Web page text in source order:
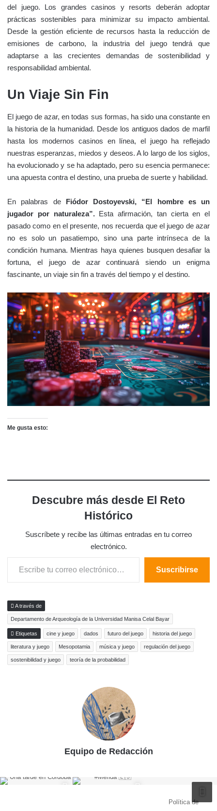
del juego. Los grandes casinos y resorts deberán adoptar
prácticas sostenibles para minimizar su impacto ambiental.
Desde la gestión eficiente de recursos hasta la reducción de
emisiones de carbono, la industria del juego tendrá que
adaptarse a las crecientes demandas de sostenibilidad y
responsabilidad ambiental.
Un Viaje Sin Fin
El juego de azar, en todas sus formas, ha sido una constante en
la historia de la humanidad. Desde los antiguos dados de marfil
hasta los modernos casinos en línea, el juego ha reflejado
nuestras esperanzas, miedos y deseos. A lo largo de los siglos,
ha evolucionado y se ha adaptado, pero su esencia permanece:
una apuesta contra el destino, una prueba de suerte y habilidad.
En palabras de Fiódor Dostoyevski, “El hombre es un
jugador por naturaleza”.Esta afirmación, tan cierta en el
pasado como en el presente, nos recuerda que el juego de azar
no es solo un pasatiempo, sino una parte intrínseca de la
condición humana. Mientras haya quienes busquen desafiar la
fortuna, el juego de azar continuará siendo un enigma
fascinante, un viaje sin fin a través del tiempo y el destino.
Me gusta esto:
Descubre más desde El Reto
Histórico
Suscríbete y recibe las últimas entradas en tu correo
electrónico.
Escribe tu correo electrónico…
Suscribirse
A través de
Departamento de Arqueología de la Universidad Manisa Celal Bayar
Etiquetas cine y juego dados futuro del juego historia del juego
literatura y juego Mesopotamia música y juego regulación del juego
sostenibilidad y juego teoría de la probabilidad
Equipo de Redacción
Política de